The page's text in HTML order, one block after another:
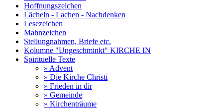
Hoffnungszeichen
Lächeln - Lachen - Nachdenken
Lesezeichen
Mahnzeichen
Stellungnahmen, Briefe etc.
Kolumne "Ungeschminkt" KIRCHE IN
Spirituelle Texte
» Advent
» Die Kirche Christi
» Frieden in dir
» Gemeinde
» Kirchenträume